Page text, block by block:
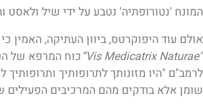
המונח 'נטורופתיה' נטבע על ידי שיל ולאסט והתפתחה לאורך המאה
אולם עוד היפוקרטס, ביוון העתיקה,
“Vis Medicatrix Naturae“
כוח המרפא של
לרמב"ם "היו מזונותך לתרופותיך
שומן אלא בודקים מהם המרכיבים